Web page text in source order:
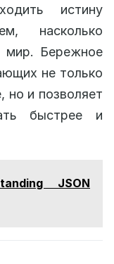
истину
насколько
мир. Бережное
не только
но и позволяет
быстрее и
JSON